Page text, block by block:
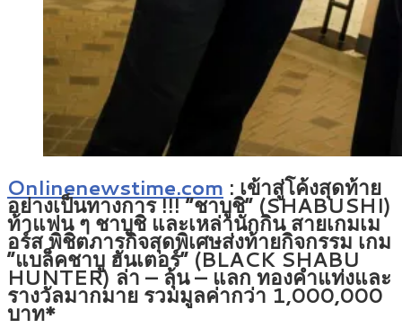
Onlinenewstime.com : เข้าสู่โค้งสุดท้าย
อย่างเป็นทางการ !!! “ชาบูชิ” (SHABUSHI)
ท้าแฟน ๆ ชาบูชิ และเหล่านักกิน สายเกมเม
อร์ส พิชิตภารกิจสุดพิเศษส่งท้ายกิจกรรม เกม
“แบล็คชาบู ฮันเตอร์” (BLACK SHABU
HUNTER) ล่า – ลุ้น – แลก ทองคำแท่งและ
รางวัลมากมาย รวมมูลค่ากว่า 1,000,000
บาท*